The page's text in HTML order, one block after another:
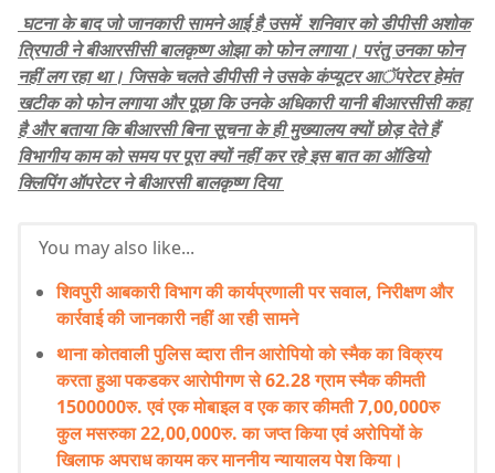
घटना के बाद जो जानकारी सामने आई है उसमें शनिवार को डीपीसी अशोक
त्रिपाठी ने बीआरसीसी बालकृष्ण ओझा को फोन लगाया। परंतु उनका फोन
नहीं लग रहा था। जिसके चलते डीपीसी ने उसके कंप्यूटर आॅपरेटर हेमंत
खटीक को फोन लगाया और पूछा कि उनके अधिकारी यानी बीआरसीसी कहा
है और बताया कि बीआरसी बिना सूचना के ही मुख्यालय क्यों छोड़ देते हैं
विभागीय काम को समय पर पूरा क्यों नहीं कर रहे इस बात का ऑडियो
क्लिपिंग ऑपरेटर ने बीआरसी बालकृष्ण दिया
You may also like...
शिवपुरी आबकारी विभाग की कार्यप्रणाली पर सवाल, निरीक्षण और
कार्रवाई की जानकारी नहीं आ रही सामने
थाना कोतवाली पुलिस व्दारा तीन आरोपियो को स्मैक का विक्रय
करता हुआ पकडकर आरोपीगण से 62.28 ग्राम स्मैक कीमती
1500000रु. एवं एक मोबाइल व एक कार कीमती 7,00,000रु
कुल मसरुका 22,00,000रु. का जप्त किया एवं अरोपियों के
खिलाफ अपराध कायम कर माननीय न्यायालय पेश किया।